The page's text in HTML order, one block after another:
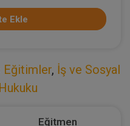
Ekle
Eğitimler, İş ve Sosyal
Eğitmen